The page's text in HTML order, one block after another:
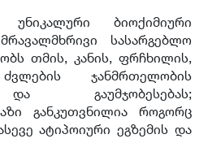
ბიოქიმიური
სასარგებლო
თმის, კანის, ფრჩხილის,
ჯანმრთელობის
გაუმჯობესებას;
განკუთვნილია როგორც
ატიპოიური ეგზემის და